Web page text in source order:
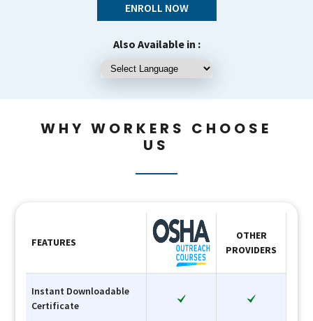
ENROLL NOW
Also Available in :
WHY WORKERS CHOOSE
US
FEATURES
OTHER
PROVIDERS
Instant Downloadable
Certificate